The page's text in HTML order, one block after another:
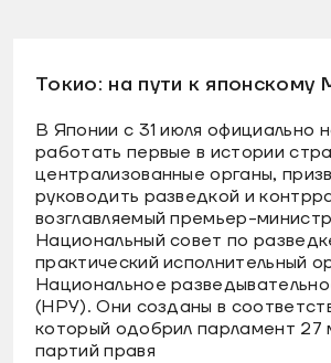
Токио: на пути к японскому
В Японии с 31 июля официально
работать первые в истории
централизованные органы,
руководить разведкой и
возглавляемый премьер-
Национальный совет по
практический исполнительный
Национальное
(НРУ). Они созданы в
который одобрил парламент 27
партий правя